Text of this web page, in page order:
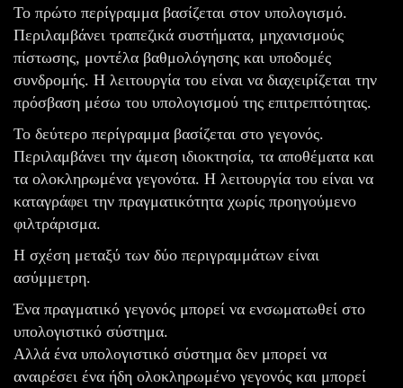
Το πρώτο περίγραμμα βασίζεται στον υπολογισμό.
Περιλαμβάνει τραπεζικά συστήματα, μηχανισμούς
πίστωσης, μοντέλα βαθμολόγησης και υποδομές
συνδρομής. Η λειτουργία του είναι να διαχειρίζεται την
πρόσβαση μέσω του υπολογισμού της επιτρεπτότητας.
Το δεύτερο περίγραμμα βασίζεται στο γεγονός.
Περιλαμβάνει την άμεση ιδιοκτησία, τα αποθέματα και
τα ολοκληρωμένα γεγονότα. Η λειτουργία του είναι να
καταγράφει την πραγματικότητα χωρίς προηγούμενο
φιλτράρισμα.
Η σχέση μεταξύ των δύο περιγραμμάτων είναι
ασύμμετρη.
Ένα πραγματικό γεγονός μπορεί να ενσωματωθεί στο
υπολογιστικό σύστημα.
Αλλά ένα υπολογιστικό σύστημα δεν μπορεί να
αναιρέσει ένα ήδη ολοκληρωμένο γεγονός και μπορεί